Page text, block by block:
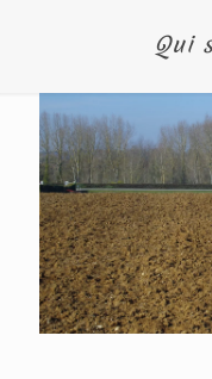
Qui